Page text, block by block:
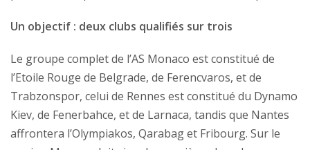
Un objectif : deux clubs qualifiés sur trois
Le groupe complet de l’AS Monaco est constitué de
l’Etoile Rouge de Belgrade, de Ferencvaros, et de
Trabzonspor, celui de Rennes est constitué du Dynamo
Kiev, de Fenerbahce, et de Larnaca, tandis que Nantes
affrontera l’Olympiakos, Qarabag et Fribourg. Sur le